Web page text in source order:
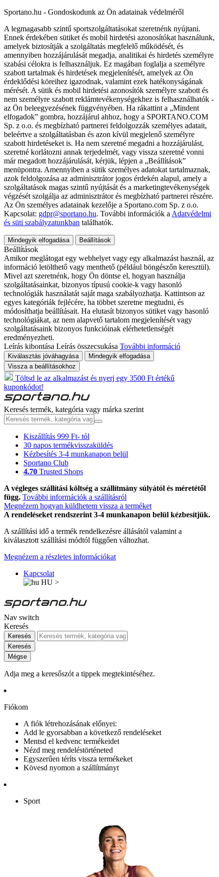
Sportano.hu - Gondoskodunk az Ön adatainak védelméről
A legmagasabb szintű sportszolgáltatásokat szeretnénk nyújtani.
Ennek érdekében sütiket és mobil hirdetési azonosítókat használunk,
amelyek biztosítják a szolgáltatás megfelelő működését, és
amennyiben hozzájárulását megadja, analitikai és hirdetés személyre
szabási célokra is felhasználjuk. Ez magában foglalja a személyre
szabott tartalmak és hirdetések megjelenítését, amelyek az Ön
érdeklődési köreihez igazodnak, valamint ezek hatékonyságának
mérését. A sütik és mobil hirdetési azonosítók személyre szabott és
nem személyre szabott reklámtevékenységekhez is felhasználhatók -
az Ön beleegyezésének függvényében. Ha rákattint a „Mindent
elfogadok” gombra, hozzájárul ahhoz, hogy a SPORTANO.COM
Sp. z o.o. és megbízható partnerei feldolgozzák személyes adatait,
beleértve a szolgáltatásban és azon kívül megjelenő személyre
szabott hirdetéseket is. Ha nem szeretné megadni a hozzájárulást,
szeretné korlátozni annak terjedelmét, vagy vissza szeretné vonni
már megadott hozzájárulását, kérjük, lépjen a „Beállítások”
menüpontra. Amennyiben a sütik személyes adatokat tartalmaznak,
azok feldolgozása az adminisztrátor jogos érdekén alapul, amely a
szolgáltatások magas szintű nyújtását és a marketingtevékenységek
végzését szolgálja az adminisztrátor és megbízható partnerei részére.
Az Ön személyes adatainak kezelője a Sportano.com Sp. z o.o.
Kapcsolat: gdpr@sportano.hu. További információk a Adatvédelmi
és süti szabályzatunkban találhatók.
Mindegyik elfogadása Beállítások
Beállítások
Amikor meglátogat egy webhelyet vagy egy alkalmazást használ, az
információ letölthető vagy menthető (például böngészőn keresztül).
Mivel azt szeretnénk, hogy Ön döntse el, hogyan használja
szolgáltatásainkat, bizonyos típusú cookie-k vagy hasonló
technológiák használatát saját maga szabályozhatja. Kattintson az
egyes kategóriák fejlécére, ha többet szeretne megtudni, és
módosíthatja beállításait. Ha elutasít bizonyos sütiket vagy hasonló
technológiákat, az nem alapvető tartalom megjelenítését vagy
szolgáltatásaink bizonyos funkcióinak elérhetetlenségét
eredményezheti.
Leírás kibontása Leírás összecsukása További információ
Kiválasztás jóváhagyása
Mindegyik elfogadása
Vissza a beállításokhoz
Töltsd le az alkalmazást és nyerj egy 3500 Ft értékű
kuponkódot!
Keresés termék, kategória vagy márka szerint
Kiszállítás 999 Ft- tól
30 napos termékvisszaküldés
Kézbesítés 3-4 munkanapon belül
Sportano Club
4.70 Trusted Shops
A végleges szállítási költség a szállítmány súlyától és méretétől
függ. További információk a szállításról
Megnézem hogyan küldhetem vissza a terméket
A rendeléseket rendszerint 3-4 munkanapon belül kézbesítjük.
A szállítási idő a termék rendelkezésre állásától valamint a
kiválasztott szállítási módtól függően változhat.
Megnézem a részletes információkat
Kapcsolat
HU >
Nav switch
Keresés
Keresés
Keresés
Mégse
Adja meg a keresőszót a tippek megtekintéséhez.
Fiókom
A fiók létrehozásának előnyei:
Add le gyorsabban a következő rendeléseket
Mentsd el kedvenc termékeidet
Nézd meg rendeléstörténeted
Egyszerűen téríts vissza termékeket
Kövesd nyomon a szállítmányt
Sport